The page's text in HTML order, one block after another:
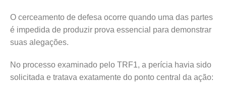
O cerceamento de defesa ocorre quando uma das partes
é impedida de produzir prova essencial para demonstrar
suas alegações.
No processo examinado pelo TRF1, a perícia havia sido
solicitada e tratava exatamente do ponto central da ação: